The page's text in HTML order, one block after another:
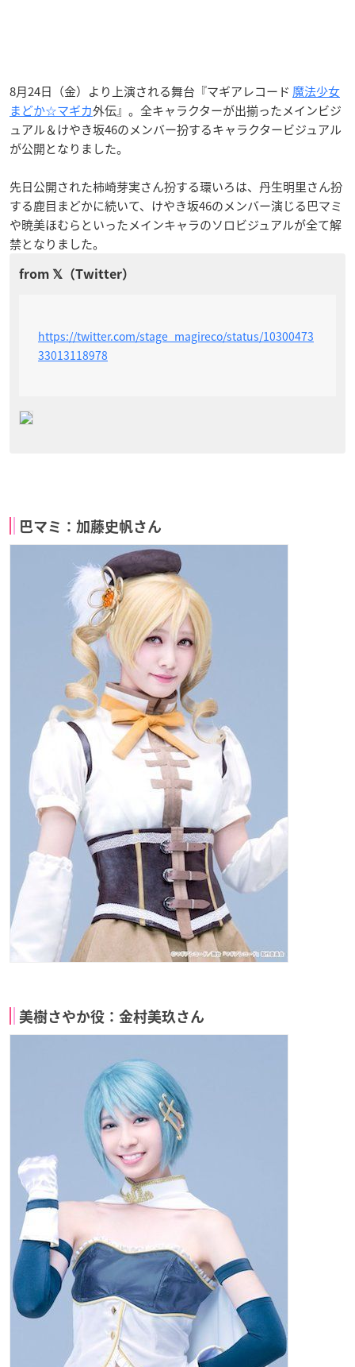
8月24日（金）より上演される舞台『マギアレコード 魔法少女
まどか☆マギカ外伝』。全キャラクターが出揃ったメインビジ
ュアル＆けやき坂46のメンバー扮するキャラクタービジュアル
が公開となりました。
先日公開された柿崎芽実さん扮する環いろは、丹生明里さん扮
する鹿目まどかに続いて、けやき坂46のメンバー演じる巴マミ
や暁美ほむらといったメインキャラのソロビジュアルが全て解
禁となりました。
https://twitter.com/stage_magireco/status/10300473
33013118978
巴マミ：加藤史帆さん
美樹さやか役：金村美玖さん